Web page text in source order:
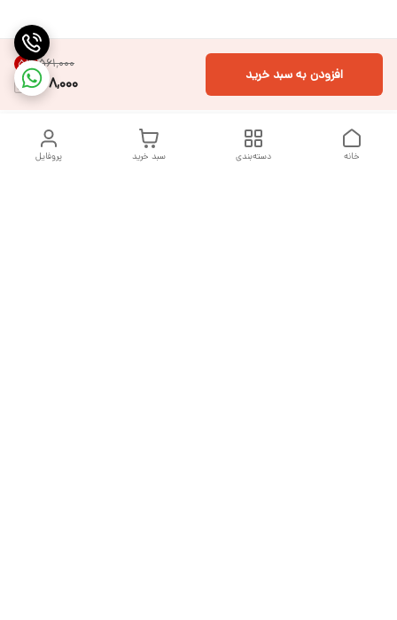
۵۶۱٬۰۰۰ 5%
528,000 افزودن به سبد خرید
پروفایل سبد خرید دسته‌بندی خانه